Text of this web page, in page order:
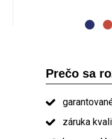
Prečo sa
záruka